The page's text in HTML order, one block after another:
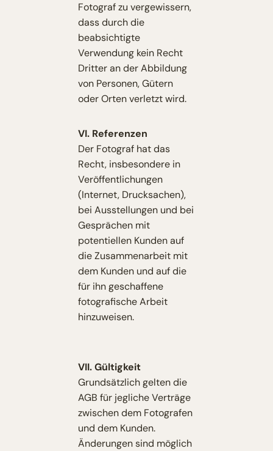
Fotograf zu vergewissern,
dass durch die
beabsichtigte
Verwendung kein Recht
Dritter an der Abbildung
von Personen, Gütern
oder Orten verletzt wird.
VI. Referenzen
Der Fotograf hat das
Recht, insbesondere in
Veröffentlichungen
(Internet, Drucksachen),
bei Ausstellungen und bei
Gesprächen mit
potentiellen Kunden auf
die Zusammenarbeit mit
dem Kunden und auf die
für ihn geschaffene
fotografische Arbeit
hinzuweisen.
VII. Gültigkeit
Grundsätzlich gelten die
AGB für jegliche Verträge
zwischen dem Fotografen
und dem Kunden.
Änderungen sind möglich